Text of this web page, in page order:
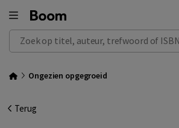
Zoek op titel, auteur, trefwoord of ISBN
Ongezien opgegroeid
Terug